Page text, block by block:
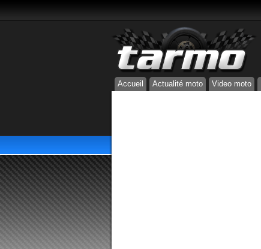
Accueil Actualité moto Video moto